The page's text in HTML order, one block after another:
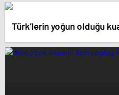
Türk’lerin yoğun olduğu